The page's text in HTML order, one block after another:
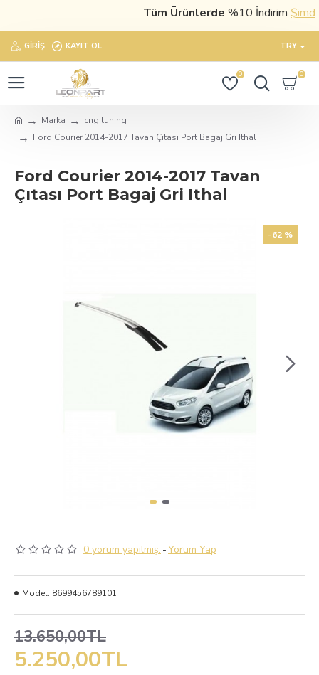
Tüm Ürünlerde%10 İndirimŞimdi
GIRIŞ KAYIT OL TRY
0 0
Marka
cng tuning
Ford Courier 2014-2017 Tavan Çıtası Port Bagaj Gri Ithal
Ford Courier 2014-2017 Tavan
Çıtası Port Bagaj Gri Ithal
-62 %
0 yorum yapılmış. -Yorum Yap
5.250,00TL
13.650,00TL
Model: 8699456789101